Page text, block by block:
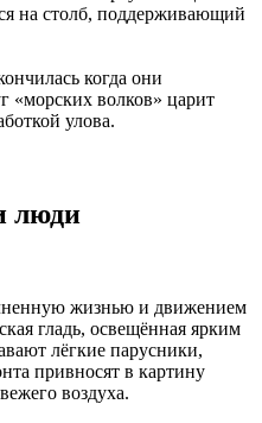
на столб, поддерживающий
когда они
«морских волков» царит
улова.
люди
жизнью и движением
гладь, освещённая ярким
лёгкие парусники,
привносят в картину
воздуха.